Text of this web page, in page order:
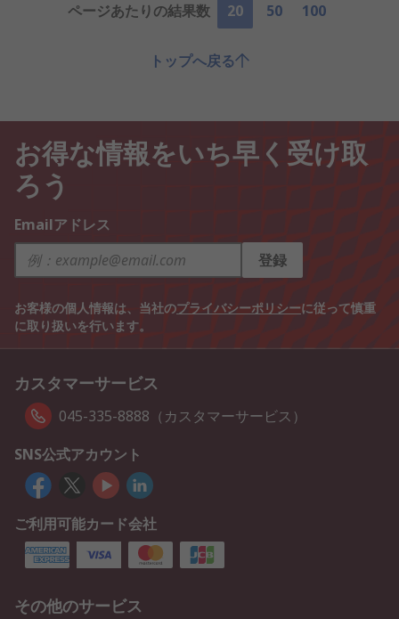
ページあたりの結果数
20 50 100
トップへ戻る
お得な情報をいち早く受け取
ろう
Emailアドレス
登録
お客様の個人情報は、当社のプライバシーポリシーに従って慎重
に取り扱いを行います。
カスタマーサービス
045-335-8888（カスタマーサービス）
SNS公式アカウント
ご利用可能カード会社
その他のサービス